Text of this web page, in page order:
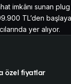
imkânı sunan
TL’den
yer alıyor.
özel fiyatlar